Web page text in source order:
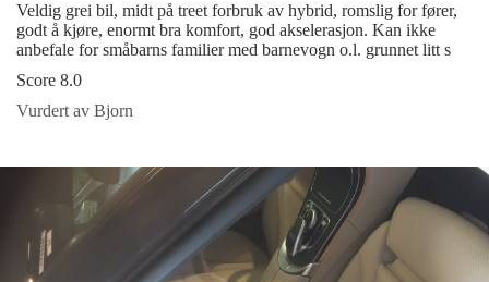
Veldig grei bil, midt på treet forbruk av hybrid, romslig for fører,
godt å kjøre, enormt bra komfort, god akselerasjon. Kan ikke
anbefale for småbarns familier med barnevogn o.l. grunnet litt s
Score 8.0
Vurdert av Bjorn